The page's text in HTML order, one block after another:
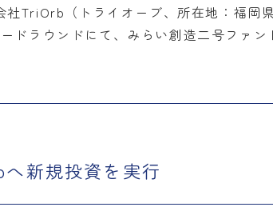
TriOrb（トライオーブ、所在地：福岡
ラウンドにて、みらい創造二号ファン
新規投資を実行